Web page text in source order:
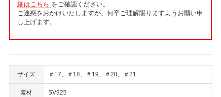
細はこちら をご確認ください。
ご迷惑をおかけいたしますが、何卒ご理解賜りますようお願い申
し上げます。
サイズ ＃17、＃18、＃19、＃20、＃21
素材 SV925